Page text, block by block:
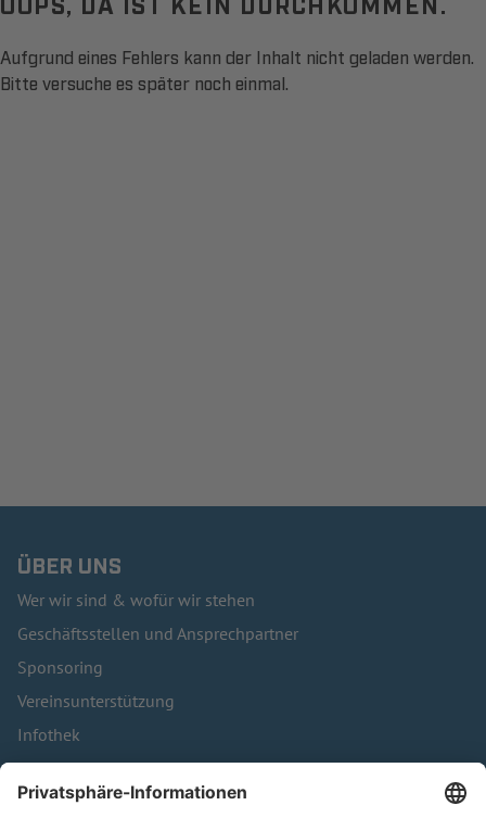
Aufgrund eines Fehlers kann der Inhalt nicht geladen werden.
Bitte versuche es später noch einmal.
ÜBER UNS
Wer wir sind & wofür wir stehen
Geschäftsstellen und Ansprechpartner
Sponsoring
Vereinsunterstützung
Infothek
Kontakt